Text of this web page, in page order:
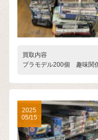
買取内容
プラモデル200個 趣味関
2025
05/15